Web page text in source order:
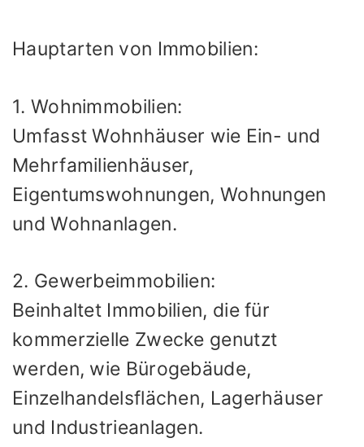
Hauptarten von Immobilien:
1. Wohnimmobilien:
Umfasst Wohnhäuser wie Ein- und
Mehrfamilienhäuser,
Eigentumswohnungen, Wohnungen
und Wohnanlagen.
2. Gewerbeimmobilien:
Beinhaltet Immobilien, die für
kommerzielle Zwecke genutzt
werden, wie Bürogebäude,
Einzelhandelsflächen, Lagerhäuser
und Industrieanlagen.